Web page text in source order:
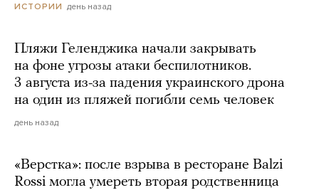
ИСТОРИИ день назад
Пляжи Геленджика начали закрывать
на фоне угрозы атаки беспилотников.
3 августа из-за падения украинского дрона
на один из пляжей погибли семь человек
день назад
«Верстка»: после взрыва в ресторане Balzi
Rossi могла умереть вторая родственница